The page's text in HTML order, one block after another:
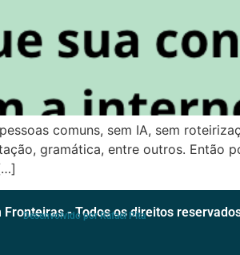
comuns, sem IA, sem
gramática, entre outros. Então
- Todos os direitos
Desenvolvido por Rafael Pita